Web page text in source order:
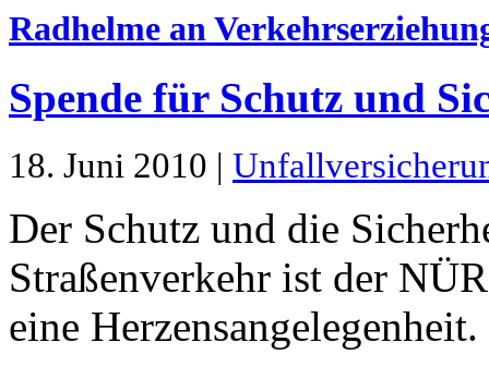
Radhelme an
Spende für Schutz und
18. Juni 2010 |
Der Schutz und die
Straßenverkehr ist der
eine Herzensangelegenheit.